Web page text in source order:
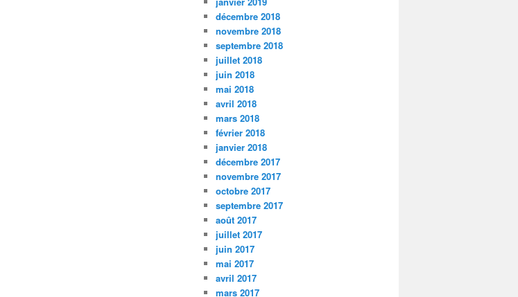
décembre 2018
novembre 2018
septembre 2018
juillet 2018
juin 2018
mai 2018
avril 2018
mars 2018
février 2018
janvier 2018
décembre 2017
novembre 2017
octobre 2017
septembre 2017
août 2017
juillet 2017
juin 2017
mai 2017
avril 2017
mars 2017